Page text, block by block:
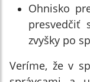
Ohnisko
presvedčiť
zvyšky po
Veríme, že v